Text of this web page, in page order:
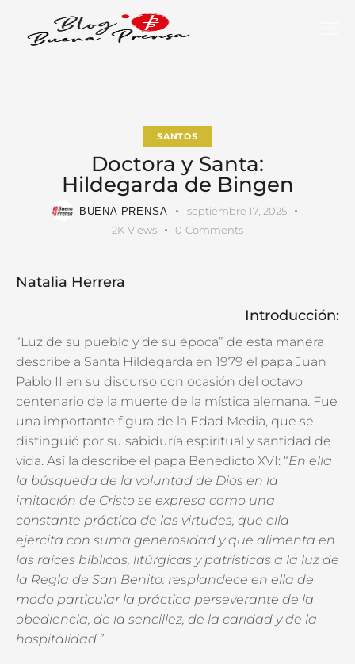
SANTOS
Doctora y Santa:
Hildegarda de Bingen
BUENA PRENSA
septiembre 17, 2025
2K Views 0 Comments
Natalia Herrera
Introducción:
“Luz de su pueblo y de su época” de esta manera
describe a Santa Hildegarda en 1979 el papa Juan
Pablo II en su discurso con ocasión del octavo
centenario de la muerte de la mística alemana. Fue
una importante figura de la Edad Media, que se
distinguió por su sabiduría espiritual y santidad de
vida. Así la describe el papa Benedicto XVI: “En ella
la búsqueda de la voluntad de Dios en la
imitación de Cristo se expresa como una
constante práctica de las virtudes, que ella
ejercita con suma generosidad y que alimenta en
las raíces bíblicas, litúrgicas y patrísticas a la luz de
la Regla de San Benito: resplandece en ella de
modo particular la práctica perseverante de la
obediencia, de la sencillez, de la caridad y de la
hospitalidad.”